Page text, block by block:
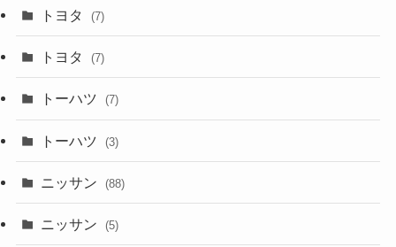
トヨタ (7)
トヨタ (7)
トーハツ (7)
トーハツ (3)
ニッサン (88)
ニッサン (5)